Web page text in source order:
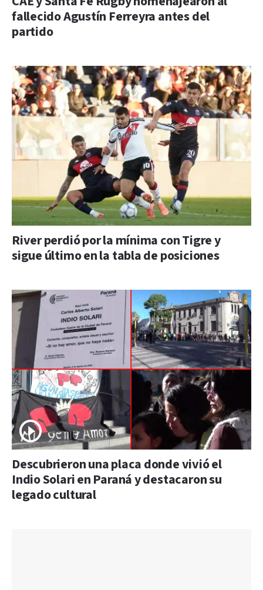
fallecido Agustín Ferreyra antes del
partido
River perdió por la mínima con Tigre y
sigue último en la tabla de posiciones
Descubrieron una placa donde vivió el
Indio Solari en Paraná y destacaron su
legado cultural